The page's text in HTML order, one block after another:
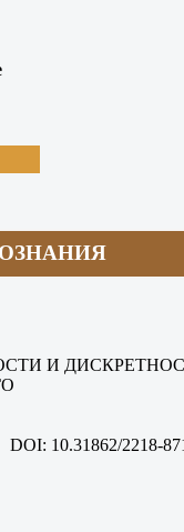
И
DOI: 10.31862/2218-